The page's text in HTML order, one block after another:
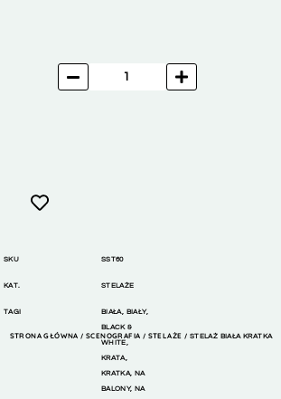
SKU SST60
KAT. STELAŻE
TAGI BIAŁA, BIAŁY,
BLACK &
WHITE,
KRATA,
KRATKA, NA
BALONY, NA
STRONA GŁÓWNA /SCENOGRAFIA / STELAŻE / STELAŻ BIAŁA KRATKA